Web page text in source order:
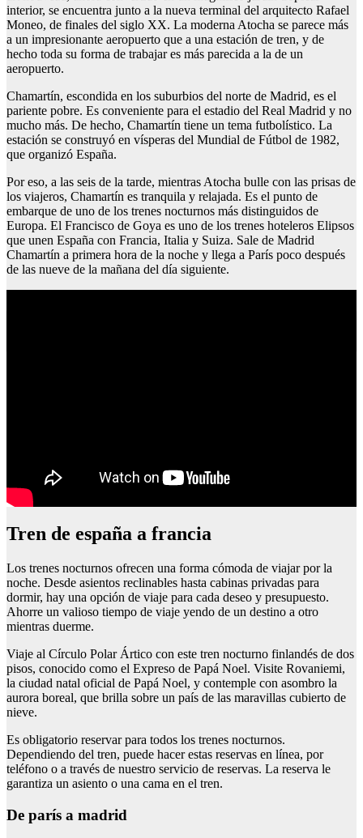
interior, se encuentra junto a la nueva terminal del arquitecto Rafael
Moneo, de finales del siglo XX. La moderna Atocha se parece más
a un impresionante aeropuerto que a una estación de tren, y de
hecho toda su forma de trabajar es más parecida a la de un
aeropuerto.
Chamartín, escondida en los suburbios del norte de Madrid, es el
pariente pobre. Es conveniente para el estadio del Real Madrid y no
mucho más. De hecho, Chamartín tiene un tema futbolístico. La
estación se construyó en vísperas del Mundial de Fútbol de 1982,
que organizó España.
Por eso, a las seis de la tarde, mientras Atocha bulle con las prisas de
los viajeros, Chamartín es tranquila y relajada. Es el punto de
embarque de uno de los trenes nocturnos más distinguidos de
Europa. El Francisco de Goya es uno de los trenes hoteleros Elipsos
que unen España con Francia, Italia y Suiza. Sale de Madrid
Chamartín a primera hora de la noche y llega a París poco después
de las nueve de la mañana del día siguiente.
Tren de españa a francia
Los trenes nocturnos ofrecen una forma cómoda de viajar por la
noche. Desde asientos reclinables hasta cabinas privadas para
dormir, hay una opción de viaje para cada deseo y presupuesto.
Ahorre un valioso tiempo de viaje yendo de un destino a otro
mientras duerme.
Viaje al Círculo Polar Ártico con este tren nocturno finlandés de dos
pisos, conocido como el Expreso de Papá Noel. Visite Rovaniemi,
la ciudad natal oficial de Papá Noel, y contemple con asombro la
aurora boreal, que brilla sobre un país de las maravillas cubierto de
nieve.
Es obligatorio reservar para todos los trenes nocturnos.
Dependiendo del tren, puede hacer estas reservas en línea, por
teléfono o a través de nuestro servicio de reservas. La reserva le
garantiza un asiento o una cama en el tren.
De parís a madrid